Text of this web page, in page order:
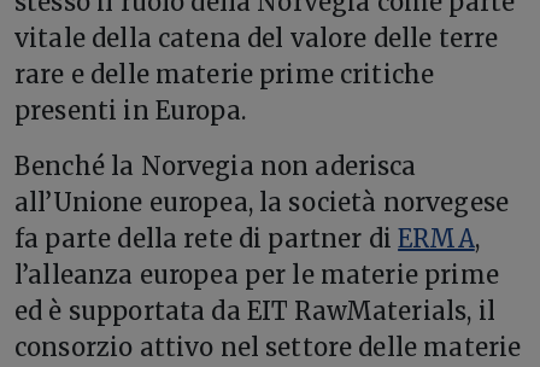
vitale della catena del valore delle terre
rare e delle materie prime critiche
presenti in Europa.
Benché la Norvegia non aderisca
all’Unione europea, la società norvegese
fa parte della rete di partner diERMA,
l’alleanza europea per le materie prime
ed è supportata da EIT RawMaterials, il
consorzio attivo nel settore delle materie